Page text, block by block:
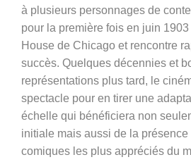
à plusieurs personnages de
pour la première fois en juin
House de Chicago et rencontre
succès. Quelques décennies et
représentations plus tard, le
spectacle pour en tirer une
échelle qui bénéficiera non
initiale mais aussi de la
comiques les plus appréciés du